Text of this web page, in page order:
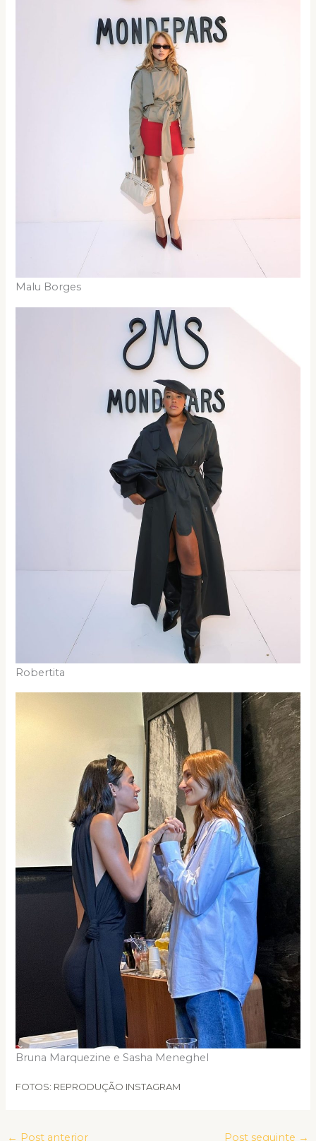
Malu Borges
Robertita
Bruna Marquezine e Sasha Meneghel
FOTOS: REPRODUÇÃO INSTAGRAM
← Post anterior Post seguinte →